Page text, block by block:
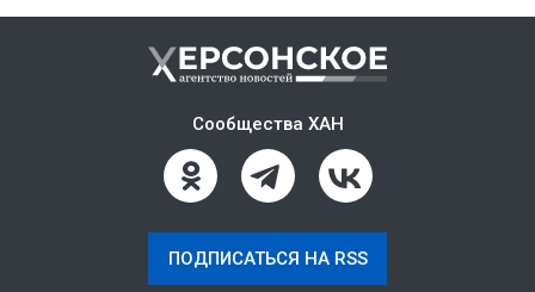
Сообщества ХАН
ПОДПИСАТЬСЯ НА RSS